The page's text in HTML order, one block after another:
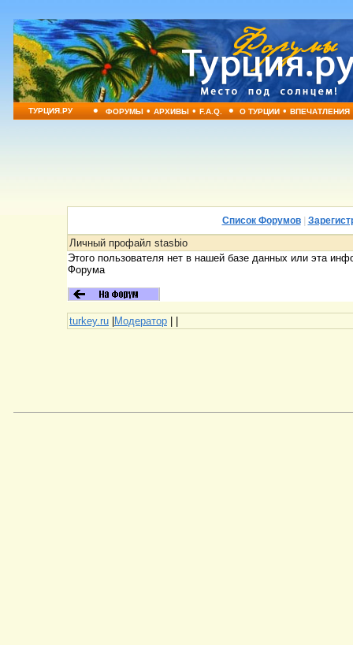
ТУРЦИЯ.РУ • ФОРУМЫ•АРХИВЫ•F.A.Q. • О ТУРЦИИ•ВПЕЧАТЛЕНИЯ
Список Форумов|
Личный профайл stasbio
Этого пользователя нет в нашей базе данных или эта
Форума
turkey.ru |Модератор | |